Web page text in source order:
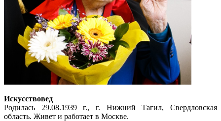
Искусствовед
Родилась 29.08.1939 г., г. Нижний Тагил, Свердловская
область. Живет и работает в Москве.